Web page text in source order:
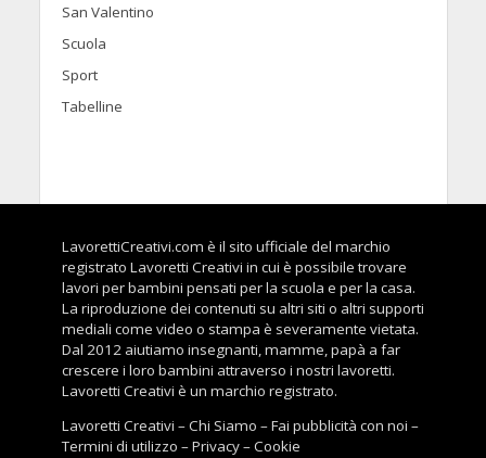
San Valentino
Scuola
Sport
Tabelline
LavorettiCreativi.com è il sito ufficiale del marchio
registrato Lavoretti Creativi in cui è possibile trovare
lavori per bambini pensati per la scuola e per la casa.
La riproduzione dei contenuti su altri siti o altri supporti
mediali come video o stampa è severamente vietata.
Dal 2012 aiutiamo insegnanti, mamme, papà a far
crescere i loro bambini attraverso i nostri lavoretti.
Lavoretti Creativi è un marchio registrato.
Lavoretti Creativi –Chi Siamo –Fai pubblicità con noi –
Termini di utilizzo –Privacy–Cookie